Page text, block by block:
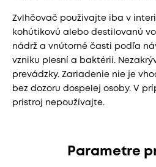
Zvlhčovač používajte iba v
kohútikovú alebo destilovanú
nádrž a vnútorné časti podľa
vzniku plesní a baktérií.
prevádzky. Zariadenie nie je
bez dozoru dospelej osoby. V
prístroj nepoužívajte.
Parametre